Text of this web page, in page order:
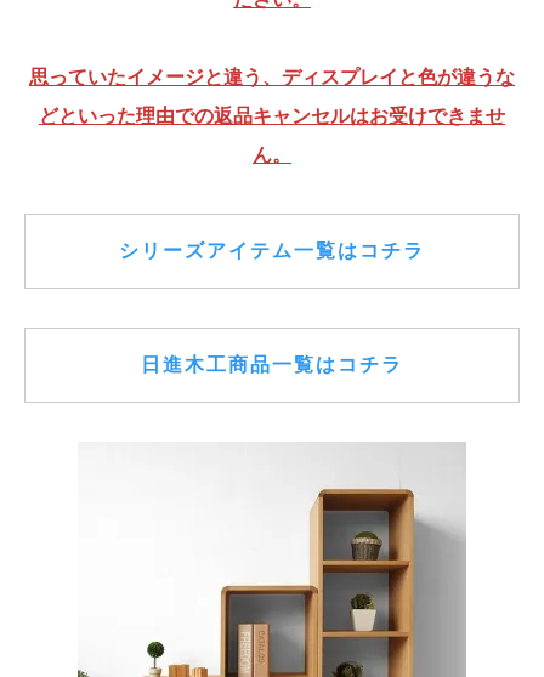
思っていたイメージと違う、ディスプレイと色が違うな
どといった理由での返品キャンセルはお受けできませ
ん。
シリーズアイテム一覧はコチラ
日進木工商品一覧はコチラ